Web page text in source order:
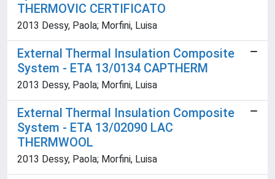
THERMOVIC CERTIFICATO
2013 Dessy, Paola; Morfini, Luisa
External Thermal Insulation Composite
System - ETA 13/0134 CAPTHERM
2013 Dessy, Paola; Morfini, Luisa
External Thermal Insulation Composite
System - ETA 13/02090 LAC
THERMWOOL
2013 Dessy, Paola; Morfini, Luisa